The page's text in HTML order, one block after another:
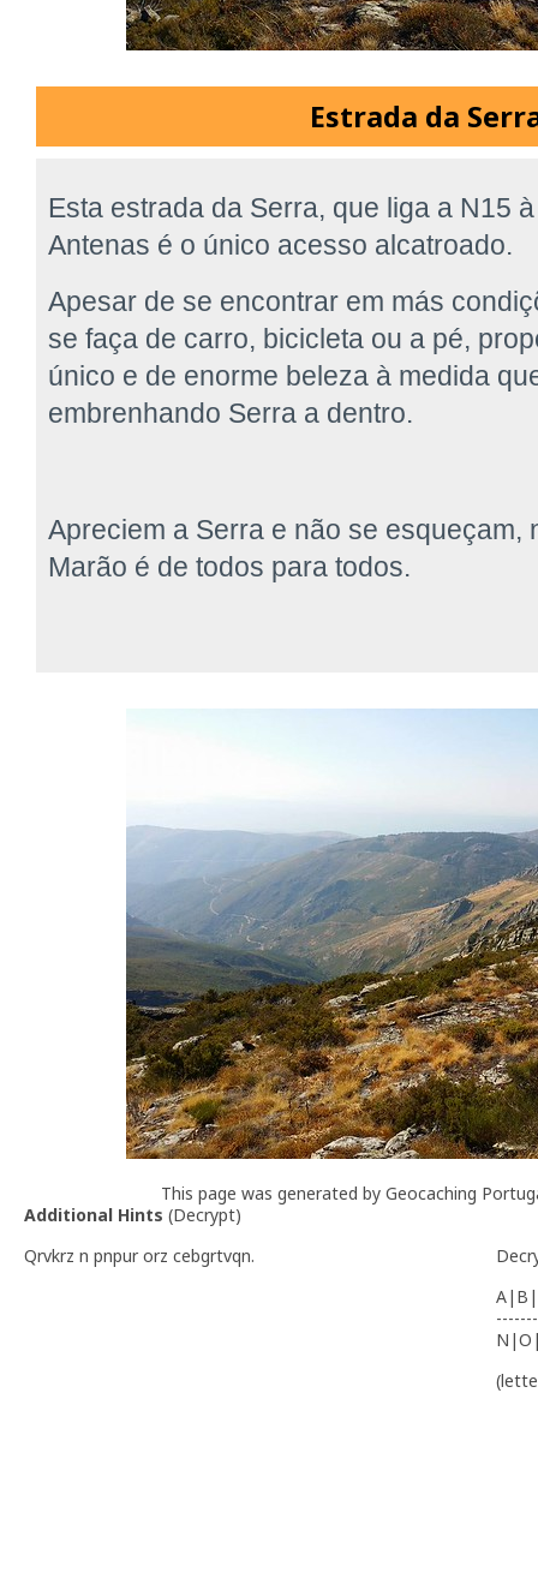
Estrada da
Esta estrada da Serra, que liga a N15
Antenas é o único acesso alcatroado.
Apesar de se encontrar em más
se faça de carro, bicicleta ou a pé,
único e de enorme beleza à medida
embrenhando Serra a dentro.
Apreciem a Serra e não se esqueçam,
Marão é de todos para todos.
This page was generated by Geocaching
Additional Hints (Decrypt)
Qrvkrz n pnpur orz cebgrtvqn.